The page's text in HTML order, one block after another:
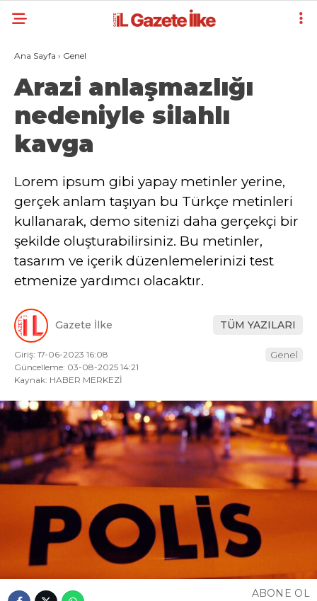
Ana Sayfa › Genel
Arazi anlaşmazlığı
nedeniyle silahlı
kavga
Lorem ipsum gibi yapay metinler yerine,
gerçek anlam taşıyan bu Türkçe metinleri
kullanarak, demo sitenizi daha gerçekçi bir
şekilde oluşturabilirsiniz. Bu metinler,
tasarım ve içerik düzenlemelerinizi test
etmenize yardımcı olacaktır.
Gazete İlke TÜM YAZILARI
Giriş: 17-06-2023 16:08
Güncelleme: 03-08-2025 14:21
Kaynak: HABER MERKEZİ
Genel
ABONE OL